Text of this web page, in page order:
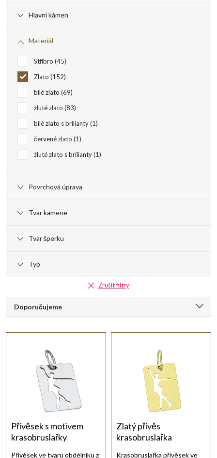
Hlavní kámen
Materiál
Stříbro 45
Zlato 152
bílé zlato 69
žluté zlato 83
bílé zlato s brilianty 1
červené zlato 1
žluté zlato s brilianty 1
Povrchová úprava
Tvar kamene
Tvar šperku
Typ
Zrušit filtry
Ř
a
Doporučujeme
Nejprodávanější
Abecedně
Přívěsek s motivem
krasobruslařky
Přívěsek ve tvaru obdélníku z
Zlatý přívěs
krasobruslařka
Krasobruslařka přívěsek ve